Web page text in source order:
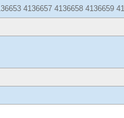
4136657 4136658 4136659